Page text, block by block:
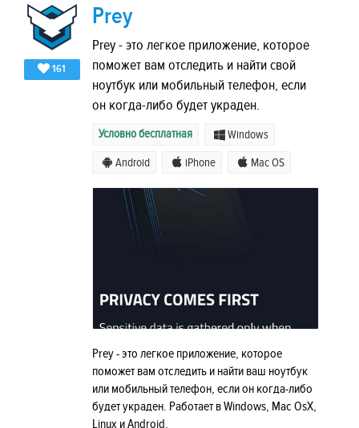
161
Prey
Prey - это легкое приложение, которое
поможет вам отследить и найти свой
ноутбук или мобильный телефон, если
он когда-либо будет украден.
Условно бесплатная Windows
Android iPhone Mac OS
Prey - это легкое приложение, которое
поможет вам отследить и найти ваш ноутбук
или мобильный телефон, если он когда-либо
будет украден. Работает в Windows, Mac OsX,
Linux и Android.